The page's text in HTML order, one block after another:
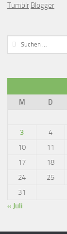
Tumblr Blogger
Suchen
nach:
M
D
3
4
10
11
17
18
24
25
31
« Juli